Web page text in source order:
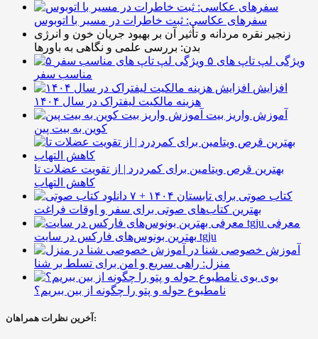
سفرهای عکاسی: ثبت خاطرات در مسیر با اتوبوس
زنجیر نقره مردانه و تأثیر آن بر بهبود جریان خون و انرژی
بدن: بررسی علمی و نگاهی به باورها
۵ ویژگی لپ تاپ های
مناسب سفر
افزایش
هزینه مالکیت لیفتراک در سال ۱۴۰۴
آموزش واریز بیت
کوین به بیت پین
بهترین قرص ویتامین برای کمردرد | از تقویت عضلات تا
کاهش التهاب
۷ کتاب صوتی برای تابستان ۱۴۰۴ +
بهترین کتاب‌های صوتی برای سفر و اوقات فراغت
معرفی
بهترین بونوس‌های فارکس در سایت tgju
آموزش خصوصی شنا در
منزل: راهی سریع و امن برای تسلط بر شنا
بوی
نامطبوع حوله و پتو را چگونه از بین ببریم؟
آخرین نظرات همراهان: